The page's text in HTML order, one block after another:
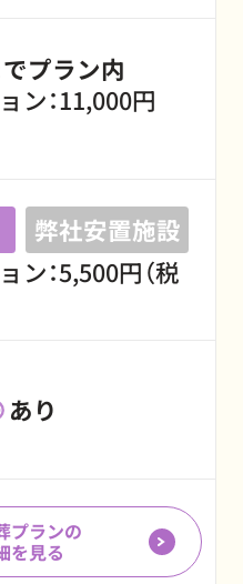
プラン内
ン：11,000円
弊社安置施設
：5,500円（税
あり
プランの
を見る